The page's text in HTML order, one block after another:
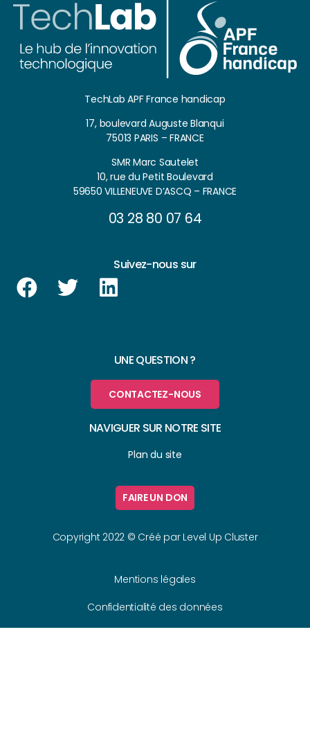
TechLab APF France handicap
17, boulevard Auguste Blanqui
75013 PARIS – FRANCE
SMR Marc Sautelet
10, rue du Petit Boulevard
59650 VILLENEUVE D’ASCQ – FRANCE
03 28 80 07 64
Suivez-nous sur
UNE QUESTION ?
CONTACTEZ-NOUS
NAVIGUER SUR NOTRE SITE
Plan du site
FAIRE UN DON
Copyright 2022 © Créé par Level Up Cluster
Mentions légales
Confidentialité des données